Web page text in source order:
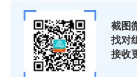
截图
找对
接收